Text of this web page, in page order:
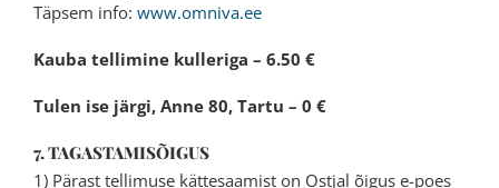
Täpsem info: www.omniva.ee
Kauba tellimine kulleriga – 6.50 €
Tulen ise järgi, Anne 80, Tartu – 0 €
7. TAGASTAMISÕIGUS
1) Pärast tellimuse kättesaamist on Ostjal õigus e-poes